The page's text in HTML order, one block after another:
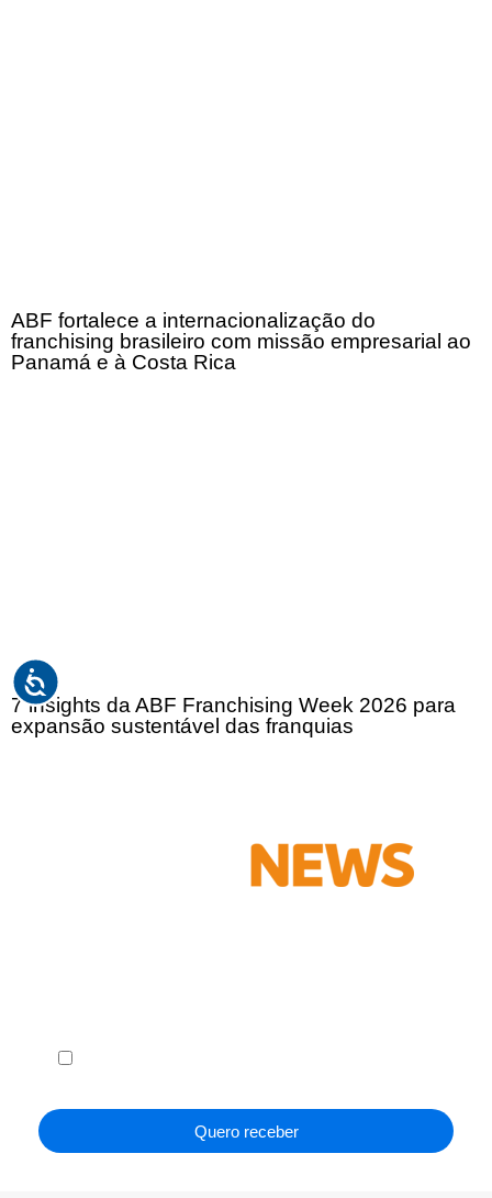
ABF fortalece a internacionalização do
franchising brasileiro com missão empresarial ao
Panamá e à Costa Rica
7 insights da ABF Franchising Week 2026 para
expansão sustentável das franquias
Quero receber